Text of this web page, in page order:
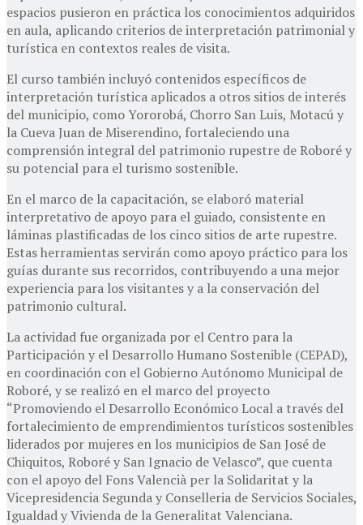
espacios pusieron en práctica los conocimientos adquiridos
en aula, aplicando criterios de interpretación patrimonial y
turística en contextos reales de visita.
El curso también incluyó contenidos específicos de
interpretación turística aplicados a otros sitios de interés
del municipio, como Yororobá, Chorro San Luis, Motacú y
la Cueva Juan de Miserendino, fortaleciendo una
comprensión integral del patrimonio rupestre de Roboré y
su potencial para el turismo sostenible.
En el marco de la capacitación, se elaboró material
interpretativo de apoyo para el guiado, consistente en
láminas plastificadas de los cinco sitios de arte rupestre.
Estas herramientas servirán como apoyo práctico para los
guías durante sus recorridos, contribuyendo a una mejor
experiencia para los visitantes y a la conservación del
patrimonio cultural.
La actividad fue organizada por el Centro para la
Participación y el Desarrollo Humano Sostenible (CEPAD),
en coordinación con el Gobierno Autónomo Municipal de
Roboré, y se realizó en el marco del proyecto
“Promoviendo el Desarrollo Económico Local a través del
fortalecimiento de emprendimientos turísticos sostenibles
liderados por mujeres en los municipios de San José de
Chiquitos, Roboré y San Ignacio de Velasco”, que cuenta
con el apoyo del Fons Valencià per la Solidaritat y la
Vicepresidencia Segunda y Conselleria de Servicios Sociales,
Igualdad y Vivienda de la Generalitat Valenciana.